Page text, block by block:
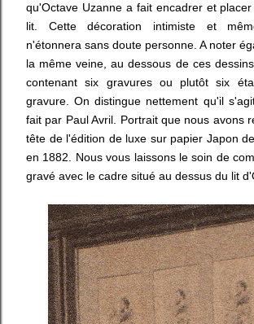
qu'Octave Uzanne a fait encadrer et
lit. Cette décoration intimiste et
n'étonnera sans doute personne. A noter
la même veine, au dessous de ces
contenant six gravures ou plutôt six
gravure. On distingue nettement qu'il
fait par Paul Avril. Portrait que nous avons
tête de l'édition de luxe sur papier Japon de
en 1882. Nous vous laissons le soin de
gravé avec le cadre situé au dessus du lit